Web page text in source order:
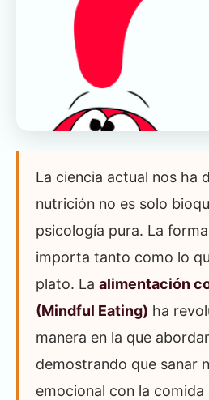
La ciencia actual nos ha
nutrición no es solo
psicología pura. La
importa tanto como lo
plato. La alimentación
(Mindful Eating) ha
manera en la que
demostrando que sanar
emocional con la